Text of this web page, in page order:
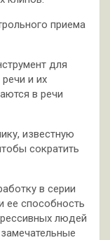
приема
для
и их
в речи
известную
сократить
в серии
ее способность
людей